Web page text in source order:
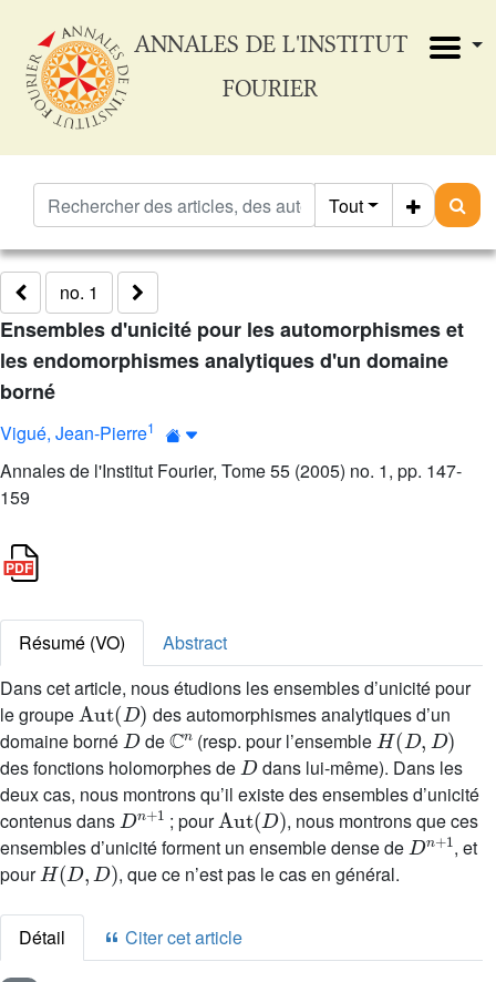
ANNALES DE L'INSTITUT
FOURIER
Tout
no. 1
Ensembles d'unicité pour les automorphismes et
les endomorphismes analytiques d'un domaine
borné
Vigué, Jean-Pierre1
Annales de l'Institut Fourier, Tome 55 (2005) no. 1, pp. 147-
159
Résumé (VO)
Abstract
Dans cet article, nous étudions les ensembles d’unicité pour
le groupe
Aut(D)
des automorphismes analytiques d’un
domaine borné
D
de
ℂn
(resp. pour l’ensemble
H(D,D)
des fonctions holomorphes de
D
dans lui-même). Dans les
deux cas, nous montrons qu’il existe des ensembles d’unicité
contenus dans
Dn+1
; pour
Aut(D)
, nous montrons que ces
ensembles d’unicité forment un ensemble dense de
Dn+1
, et
pour
H(D,D)
, que ce n’est pas le cas en général.
Détail Citer cet article